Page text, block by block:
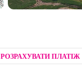
РОЗРАХУВАТИ ПЛАТІЖ